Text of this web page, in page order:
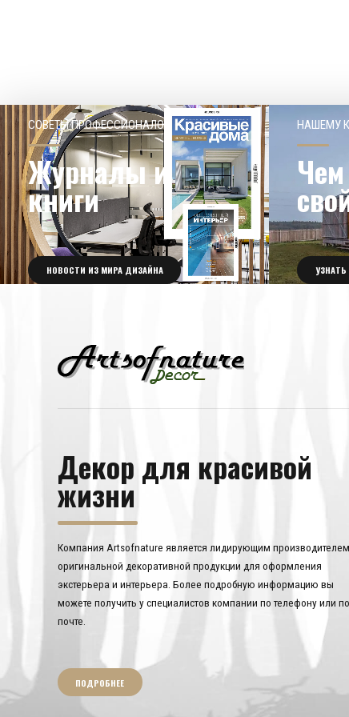
СОВЕТЫ ПРОФЕССИОНАЛОВ
Журналы и
книги
НОВОСТИ ИЗ МИРА ДИЗАЙНА
НАШЕМУ
Декор для красивой
жизни
Компания Artsofnature является лидирующим производителем
оригинальной декоративной продукции для оформления
экстерьера и интерьера. Более подробную информацию вы
можете получить у специалистов компании по телефону или по
почте.
ПОДРОБНЕЕ